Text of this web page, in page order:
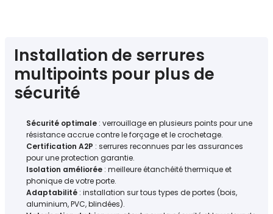
Installation de serrures
multipoints pour plus de
sécurité
Sécurité optimale : verrouillage en plusieurs points pour une
résistance accrue contre le forçage et le crochetage.
Certification A2P : serrures reconnues par les assurances
pour une protection garantie.
Isolation améliorée : meilleure étanchéité thermique et
phonique de votre porte.
Adaptabilité : installation sur tous types de portes (bois,
aluminium, PVC, blindées).